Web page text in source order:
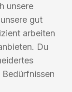
unsere
gut
arbeiten
Du